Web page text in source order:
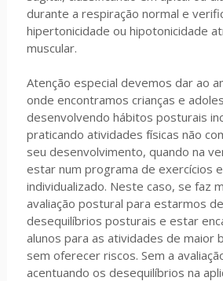
durante a respiração normal e
hipertonicidade ou hipotonicidade
muscular.
Atenção especial devemos dar ao
onde encontramos crianças e
desenvolvendo hábitos posturais
praticando atividades físicas não
seu desenvolvimento, quando na
estar num programa de exercícios
individualizado. Neste caso, se faz
avaliação postural para estarmos
desequilíbrios posturais e estar
alunos para as atividades de maior
sem oferecer riscos. Sem a
acentuando os desequilíbrios na